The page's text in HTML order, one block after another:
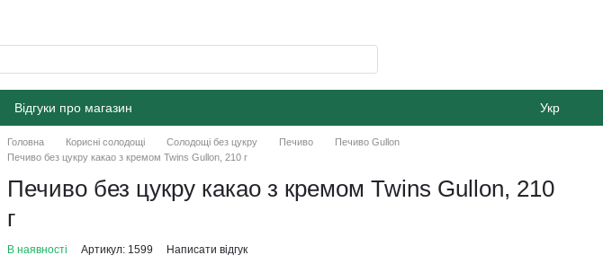
Відгуки про магазин Укр
Головна Корисні солодощі Солодощі без цукру Печиво
Печиво Gullon
Печиво без цукру какао з кремом Twins Gullon, 210 г
Печиво без цукру какао з кремом Twins Gullon, 210
г
В наявності Артикул: 1599 Написати відгук